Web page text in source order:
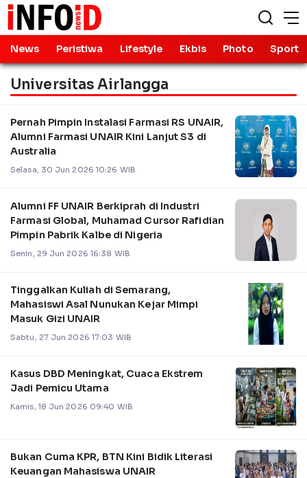
News Peristiwa Lifestyle Ekbis Photo Sport
Universitas Airlangga
Pernah Pimpin Instalasi Farmasi RS UNAIR,
Alumni Farmasi UNAIR Kini Lanjut S3 di
Australia
Selasa, 30 Jun 2026 10:26 WIB
Alumni FF UNAIR Berkiprah di Industri
Farmasi Global, Muhamad Cursor Rafidian
Pimpin Pabrik Kalbe di Nigeria
Senin, 29 Jun 2026 16:38 WIB
Tinggalkan Kuliah di Semarang,
Mahasiswi Asal Nunukan Kejar Mimpi
Masuk Gizi UNAIR
Sabtu, 27 Jun 2026 17:03 WIB
Kasus DBD Meningkat, Cuaca Ekstrem
Jadi Pemicu Utama
Kamis, 18 Jun 2026 09:40 WIB
Bukan Cuma KPR, BTN Kini Bidik Literasi
Keuangan Mahasiswa UNAIR